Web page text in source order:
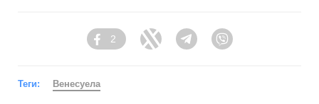
Facebook
2
Twitter TelegramViber
Теги: Венесуела